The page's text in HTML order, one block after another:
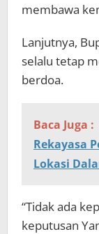
membawa
Lanjutnya,
selalu tetap
berdoa.
Baca Juga :
Rekayasa
Lokasi
“Tidak ada
keputusan